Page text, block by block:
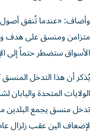
وأضاف: «عندما تُنفق أصول
متزامن ومنسق على هدف
الأسواق ستضطر حتماً إلى
يُذكر أن هذا التدخل
لإضعاف الين عقب زلزال عام